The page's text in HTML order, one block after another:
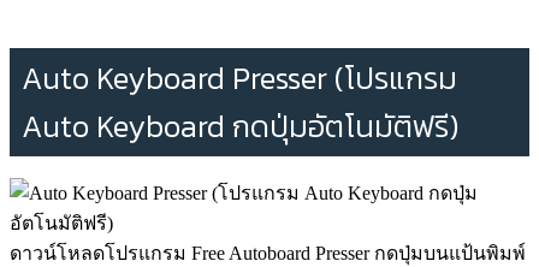
Auto Keyboard Presser (โปรแกรม
Auto Keyboard กดปุ่มอัตโนมัติฟรี)
ดาวน์โหลดโปรแกรม Free Autoboard Presser กดปุ่มบนแป้นพิมพ์